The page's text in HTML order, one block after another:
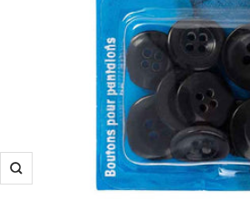
Suurenna